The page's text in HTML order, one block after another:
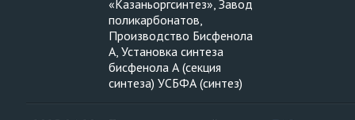
«Казаньоргсинтез», Завод
поликарбонатов,
Производство Бисфенола
А, Установка синтеза
бисфенола А (секция
синтеза) УСБФА (синтез)